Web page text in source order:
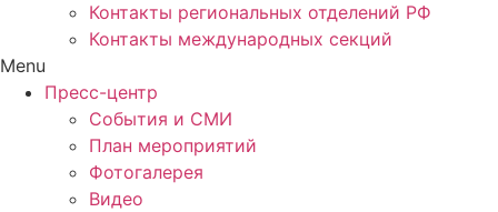
Контакты региональных отделений РФ
Контакты международных секций
Menu
Пресс-центр
События и СМИ
План мероприятий
Фотогалерея
Видео